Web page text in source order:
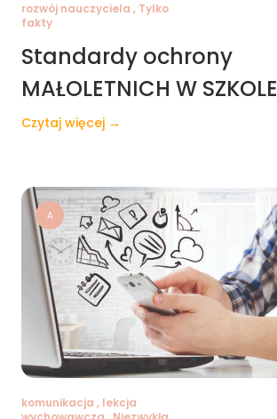
rozwój nauczyciela , Tylko
fakty
Standardy ochrony
MAŁOLETNICH W SZKOLE
Czytaj więcej →
A
komunikacja , lekcja